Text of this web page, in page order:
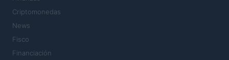
Criptomonedas
News
Fisco
Financiación